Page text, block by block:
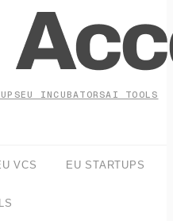
EU INCUBATORSAI TOOLS
VCS EU STARTUPS